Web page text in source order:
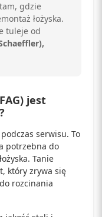
gdzie
łożyska.
tuleje od
jest
serwisu. To
potrzebna do
Tanie
który zrywa się
rozcinania